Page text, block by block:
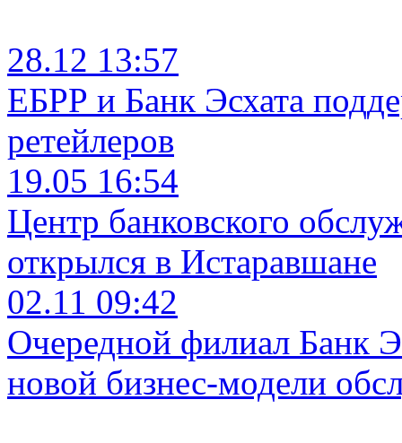
28.12 13:57
ЕБРР и Банк Эсхата
ретейлеров
19.05 16:54
Центр банковского
открылся в Истаравшане
02.11 09:42
Очередной филиал Банк
новой бизнес-модели